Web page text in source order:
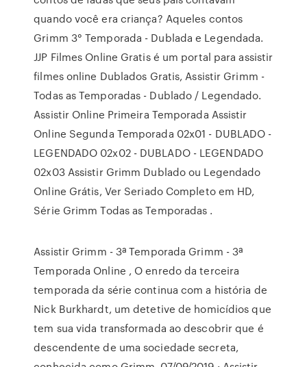
quando você era criança? Aqueles contos
Grimm 3° Temporada - Dublada e Legendada.
JJP Filmes Online Gratis é um portal para assistir
filmes online Dublados Gratis, Assistir Grimm -
Todas as Temporadas - Dublado / Legendado.
Assistir Online Primeira Temporada Assistir
Online Segunda Temporada 02x01 - DUBLADO -
LEGENDADO 02x02 - DUBLADO - LEGENDADO
02x03 Assistir Grimm Dublado ou Legendado
Online Grátis, Ver Seriado Completo em HD,
Série Grimm Todas as Temporadas .
Assistir Grimm - 3ª Temporada Grimm - 3ª
Temporada Online , O enredo da terceira
temporada da série continua com a história de
Nick Burkhardt, um detetive de homicídios que
tem sua vida transformada ao descobrir que é
descendente de uma sociedade secreta,